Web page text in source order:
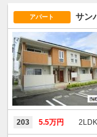
アパート サン
203 5.5万円 2LDK